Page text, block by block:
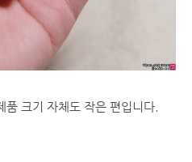
크기 자체도 작은 편입니다.